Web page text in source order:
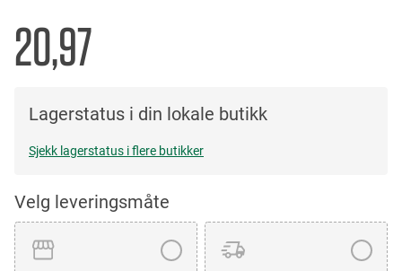
20,97
Lagerstatus i din lokale butikk
Sjekk lagerstatus i flere butikker
Velg leveringsmåte
the
images
gallery